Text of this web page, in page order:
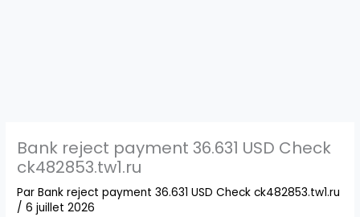
Bank reject payment 36.631 USD Check
ck482853.tw1.ru
ParBank reject payment 36.631 USD Check ck482853.tw1.ru
/6 juillet 2026